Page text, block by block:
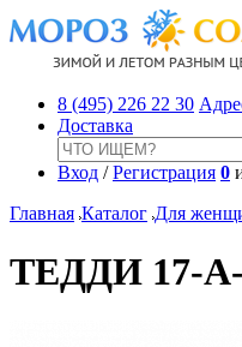
8 (495) 226 22 30
Доставка
Вход /Регистрация 0
Главная Каталог Для
ТЕДДИ 17-